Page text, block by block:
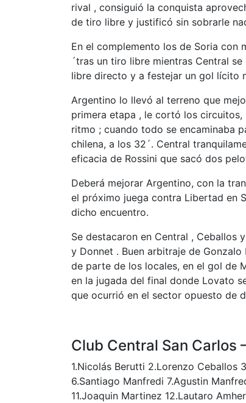
rival , consiguió la conquista
de tiro libre y justificó sin sobrarle
En el complemento los de Soria con
´tras un tiro libre mientras Central
libre directo y a festejar un gol lícito
Argentino lo llevó al terreno que
primera etapa , le cortó los circuitos,
ritmo ; cuando todo se encaminaba
chilena, a los 32´. Central
eficacia de Rossini que sacó dos
Deberá mejorar Argentino, con la
el próximo juega contra Libertad en
dicho encuentro.
Se destacaron en Central , Ceballos
y Donnet . Buen arbitraje de
de parte de los locales, en el gol de
en la jugada del final donde Lovato
que ocurrió en el sector opuesto de
Club Central San Carlos
1.Nicolás Berutti 2.Lorenzo Ceballos
6.Santiago Manfredi 7.Agustin
11.Joaquin Martinez 12.Lautaro